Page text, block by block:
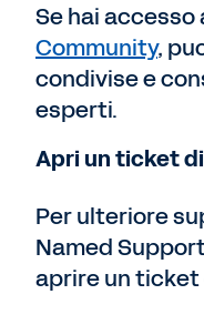
Se hai accesso
Community,
condivise e
esperti.
Apri un ticket
Per ulteriore
Named
aprire un ticket